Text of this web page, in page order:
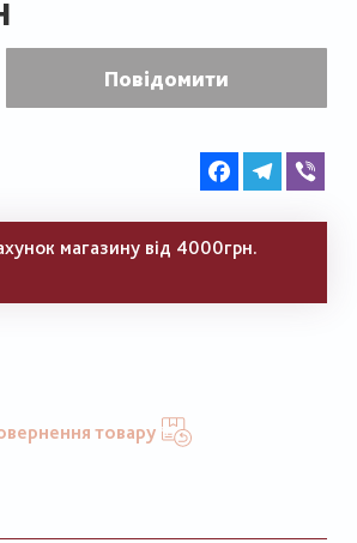
Повідомити
FacebookTelegram
магазину від 4000грн.
товару